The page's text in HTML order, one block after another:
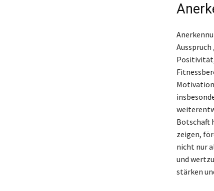
Botschaft
zeigen,
nicht nur
und
stärken